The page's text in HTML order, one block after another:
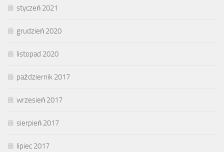
styczeń 2021
grudzień 2020
listopad 2020
październik 2017
wrzesień 2017
sierpień 2017
lipiec 2017